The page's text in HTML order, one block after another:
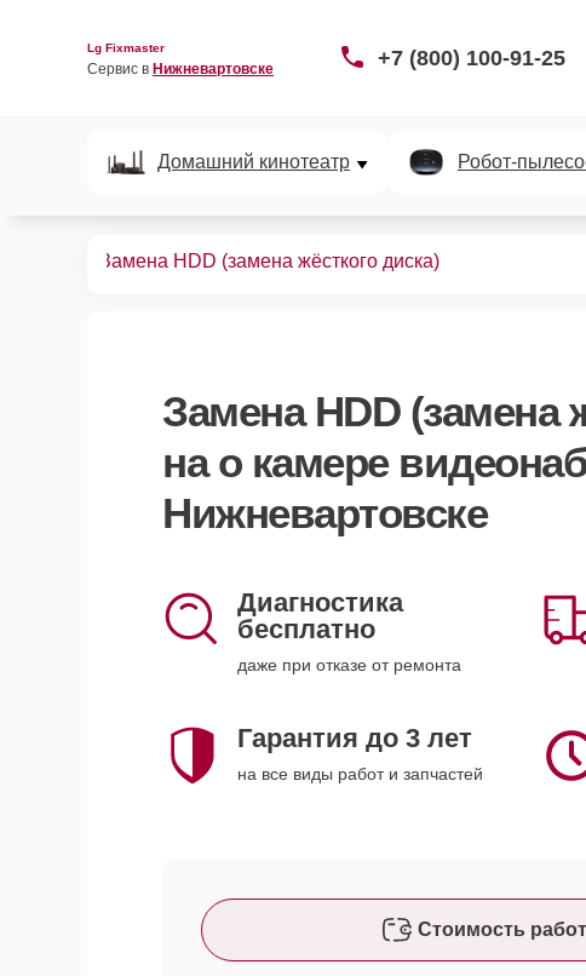
Lg Fixmaster
Сервис в Нижневартовске +7 (800) 100-91-25
Домашний кинотеатр Робот-
Замена HDD (замена жёсткого диска)
Замена HDD (замена
на о камере
Нижневартовске
Диагностика
бесплатно
даже при отказе от ремонта
Гарантия до 3 лет
на все виды работ и запчастей
Стоимость работ